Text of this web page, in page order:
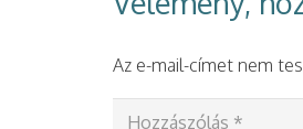
Az e-mail-címet nem